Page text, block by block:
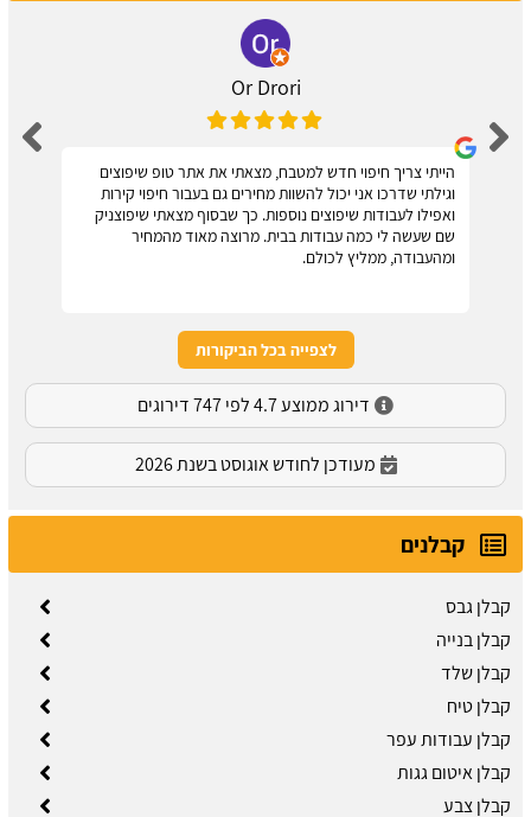
Or Drori
הייתי צריך חיפוי חדש למטבח, מצאתי את אתר טופ שיפוצים
וגילתי שדרכו אני יכול להשוות מחירים גם בעבור חיפוי קירות
ואפילו לעבודות שיפוצים נוספות. כך שבסוף מצאתי שיפוצניק
שם שעשה לי כמה עבודות בבית. מרוצה מאוד מהמחיר
ומהעבודה, ממליץ לכולם.
לצפייה בכל הביקורות
דירוג ממוצע 4.7 לפי 747 דירוגים
מעודכן לחודש אוגוסט בשנת 2026
קבלנים
קבלן גבס
קבלן בנייה
קבלן שלד
קבלן טיח
קבלן עבודות עפר
קבלן איטום גגות
קבלן צבע